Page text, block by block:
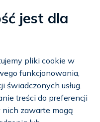
jest dla
pliki cookie w
funkcjonowania,
świadczonych usług.
treści do preferencji
zawarte mogą